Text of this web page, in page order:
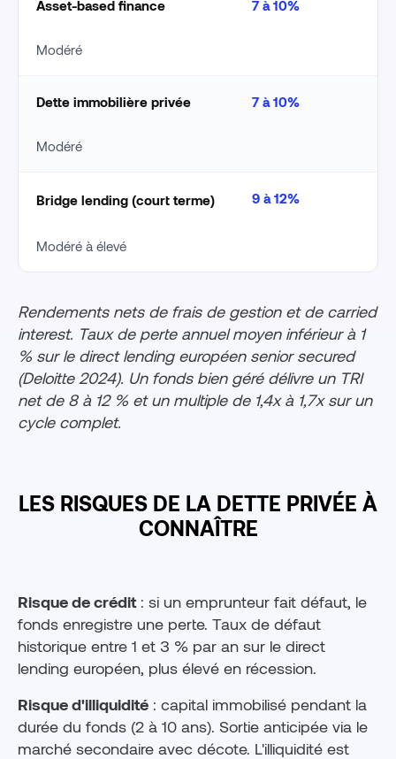
Asset-based finance 7 à 10%
Modéré
Dette immobilière privée 7 à 10%
Modéré
Bridge lending (court terme) 9 à 12%
Modéré à élevé
Rendements nets de frais de gestion et de carried
interest. Taux de perte annuel moyen inférieur à 1
% sur le direct lending européen senior secured
(Deloitte 2024). Un fonds bien géré délivre un TRI
net de 8 à 12 % et un multiple de 1,4x à 1,7x sur un
cycle complet.
LES RISQUES DE LA DETTE PRIVÉE À
CONNAÎTRE
Risque de crédit: si un emprunteur fait défaut, le
fonds enregistre une perte. Taux de défaut
historique entre 1 et 3 % par an sur le direct
lending européen, plus élevé en récession.
Risque d'illiquidité : capital immobilisé pendant la
durée du fonds (2 à 10 ans). Sortie anticipée via le
marché secondaire avec décote. L'illiquidité est